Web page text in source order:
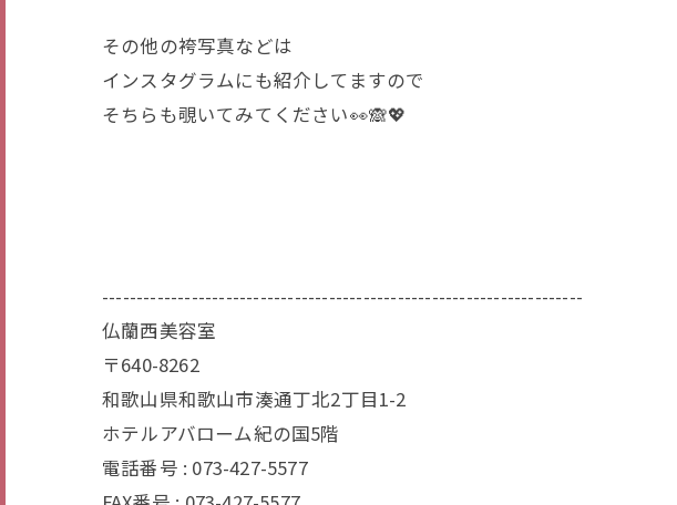
その他の袴写真などは
インスタグラムにも紹介してますので
そちらも覗いてみてください👀🙈💖
----------------------------------------------------------------------
仏蘭西美容室
〒640-8262
和歌山県和歌山市湊通丁北2丁目1-2
ホテルアバローム紀の国5階
電話番号 : 073-427-5577